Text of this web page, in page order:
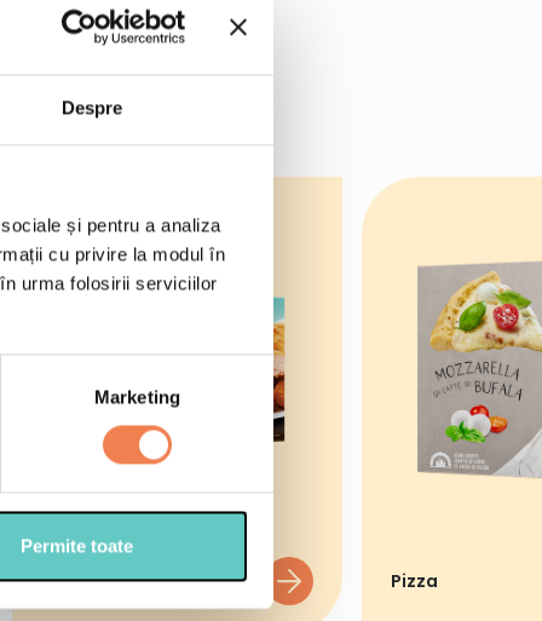
Despre
și pentru a analiza
cu privire la modul în
urma folosirii serviciilor
Marketing
Permite toate
Semipreparate Pizza